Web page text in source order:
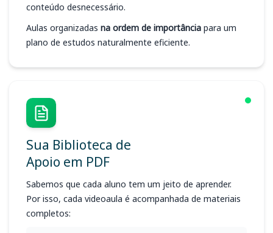
conteúdo desnecessário.
Aulas organizadas na ordem de importância para um
plano de estudos naturalmente eficiente.
Sua Biblioteca de
Apoio em PDF
Sabemos que cada aluno tem um jeito de aprender.
Por isso, cada videoaula é acompanhada de materiais
completos: